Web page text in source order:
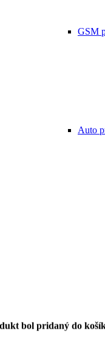
GSM
Auto
bol pridaný do